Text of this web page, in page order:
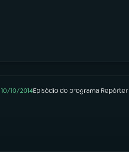
10/10/2014Episódiodo programa